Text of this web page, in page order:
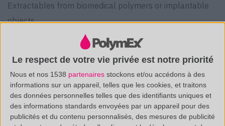
Le respect de votre vie privée est notre priorité
Nous et nos 1538 partenaires stockons et/ou accédons à des
informations sur un appareil, telles que les cookies, et traitons
des données personnelles telles que des identifiants uniques et
des informations standards envoyées par un appareil pour des
publicités et du contenu personnalisés, des mesures de publicité
Extractables from biomedical polymers or implantable
objects.
Download the technical documentation